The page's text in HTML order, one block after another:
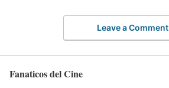
Leave a Comment
Fanaticos del Cine